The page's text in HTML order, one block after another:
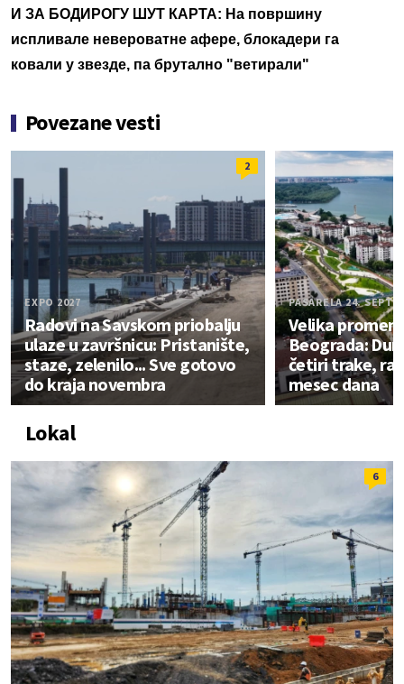
И ЗА БОДИРОГУ ШУТ КАРТА: На површину
испливале невероватне афере, блокадери га
ковали у звезде, па брутално "ветирали"
Povezane vesti
2
EXPO 2027
Radovi na Savskom priobalju
ulaze u završnicu: Pristanište,
staze, zelenilo... Sve gotovo
do kraja novembra
PASARELA 24.
Velika
Beograda:
četiri trake,
mesec dana
Lokal
6